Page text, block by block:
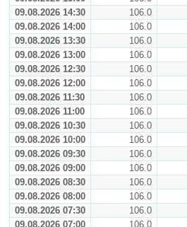
09.08.2026 14:30
106.0
09.08.2026 14:00
106.0
09.08.2026 13:30
106.0
09.08.2026 13:00
106.0
09.08.2026 12:30
106.0
09.08.2026 12:00
106.0
09.08.2026 11:30
106.0
09.08.2026 11:00
106.0
09.08.2026 10:30
106.0
09.08.2026 10:00
106.0
09.08.2026 09:30
106.0
09.08.2026 09:00
106.0
09.08.2026 08:30
106.0
09.08.2026 08:00
106.0
09.08.2026 07:30
106.0
09.08.2026 07:00
106.0